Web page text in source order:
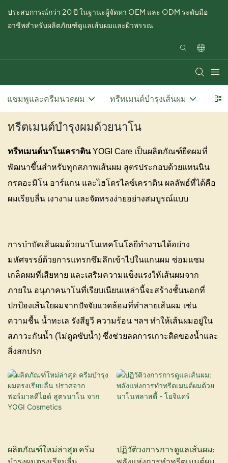
ประสบการณ์กว่า 20 ปี ในฐานะผู้จัดหา OEM และ ODM ระดับมือ
อาชีพสำหรับผลิตภัณฑ์ดูแลเส้นผมและผิวพรรณ
แชมพูและครีมนวดผม ทรีทเมนต์บำรุงเส้นผม วิธี
ทรีตเมนต์บำรุงผมด้วยนาโน
ทรีทเมนต์นาโนเคราติน YOGI Care เป็นผลิตภัณฑ์ยืดผมที่
พัฒนาขึ้นสำหรับทุกสภาพเส้นผม สูตรประกอบด้วยแทนนิน
กรดอะมิโน อาร์แกน และไฮโดรไลซ์เคราติน ผลลัพธ์ที่ได้คือ
ผมเรียบลื่น เงางาม และจัดทรงง่ายอย่างสมบูรณ์แบบ
การบำบัดเส้นผมด้วยนาโนเทคโนโลยีทำงานได้อย่าง
มหัศจรรย์ด้วยการแทรกซึมลึกเข้าไปในแกนผม ซ่อมแซม
เกล็ดผมที่เสียหาย และเสริมความแข็งแรงให้เส้นผมจาก
ภายใน อนุภาคนาโนที่เรียบเนียนเหล่านี้จะสร้างชั้นนอกที่
ปกป้องเส้นใยผมจากปัจจัยแวดล้อมที่ทำลายเส้นผม เช่น
ความชื้น น้ำทะเล รังสียูวี ความร้อน ฯลฯ ทำให้เส้นผมอยู่ใน
สภาวะกันน้ำ (ไม่ดูดซับน้ำ) ซึ่งช่วยลดการเกาะติดของน้ำและ
สิ่งสกปรก
ผลิตภัณฑ์ใหม่ล่าสุด ครีม
ปฏิวัติวงการการดูแลเส้นผม: